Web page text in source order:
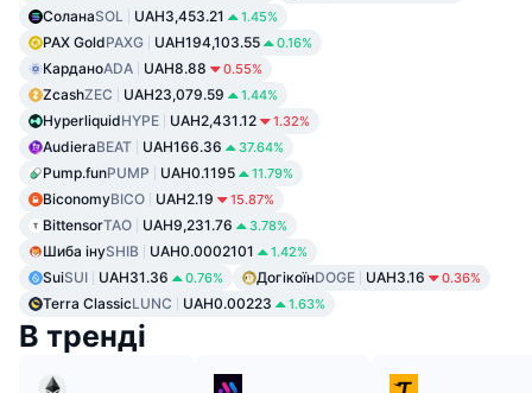
СоланаSOL UAH3,453.21 1.45%
PAX GoldPAXG UAH194,103.55 0.16%
КарданоADA UAH8.88 0.55%
ZcashZEC UAH23,079.59 1.44%
HyperliquidHYPE UAH2,431.12 1.32%
AudieraBEAT UAH166.36 37.64%
Pump.funPUMP UAH0.1195 11.79%
BiconomyBICO UAH2.19 15.87%
BittensorTAO UAH9,231.76 3.78%
Шиба інуSHIB UAH0.0002101 1.42%
SuiSUI UAH31.36 0.76% ДогікоїнDOGE UAH3.16 0.36%
Terra ClassicLUNC UAH0.00223 1.63%
В тренді